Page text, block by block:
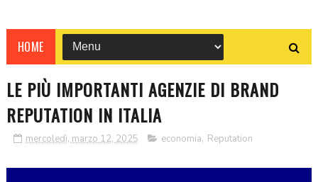
HOME
LE PIÙ IMPORTANTI AGENZIE DI BRAND
REPUTATION IN ITALIA
mercoledì, marzo 12, 2025 economia, Reputation